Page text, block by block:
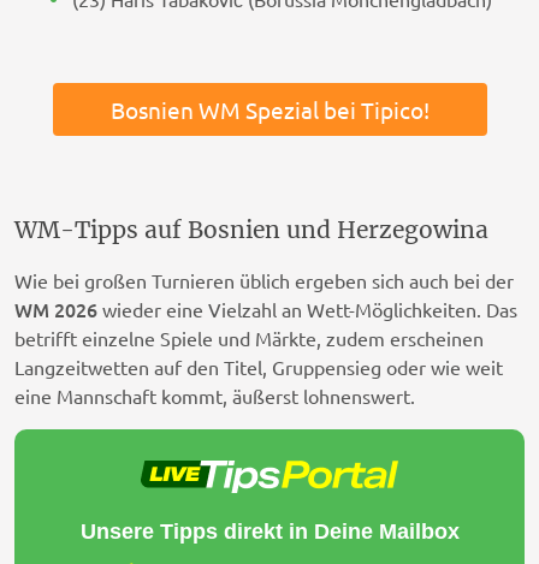
Bosnien WM Spezial bei Tipico!
WM-Tipps auf Bosnien und Herzegowina
Wie bei großen Turnieren üblich ergeben sich auch bei der
WM 2026 wieder eine Vielzahl an Wett-Möglichkeiten. Das
betrifft einzelne Spiele und Märkte, zudem erscheinen
Langzeitwetten auf den Titel, Gruppensieg oder wie weit
eine Mannschaft kommt, äußerst lohnenswert.